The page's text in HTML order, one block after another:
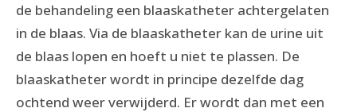
de behandeling een blaaskatheter achtergelaten
in de blaas. Via de blaaskatheter kan de urine uit
de blaas lopen en hoeft u niet te plassen. De
blaaskatheter wordt in principe dezelfde dag
ochtend weer verwijderd. Er wordt dan met een